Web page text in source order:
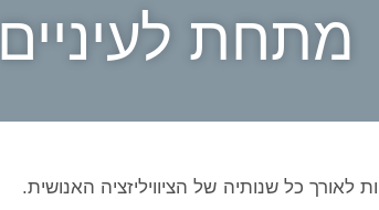
מתחת לעיניים
לאורך כל שנותיה של הציוויליזציה האנושית.